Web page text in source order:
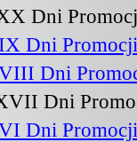
Dni
Dni
Dni
Dni
Dni